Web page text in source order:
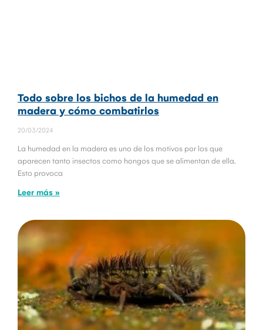
Todo sobre los bichos de la humedad en
madera y cómo combatirlos
20/03/2024
La humedad en la madera es uno de los motivos por los que
aparecen tanto insectos como hongos que se alimentan de ella.
Esto provoca
Leer más »